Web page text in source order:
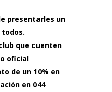
presentarles un
que cuenten
oficial
de un 10% en
en 044